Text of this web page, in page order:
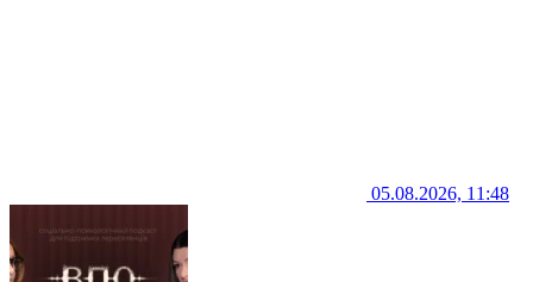
05.08.2026, 11:48